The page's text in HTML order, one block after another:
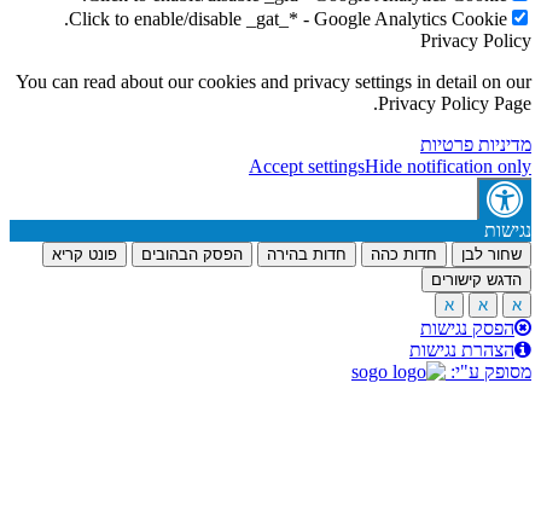
Click to enable/disable _gat_* - Google Analytics
Privacy
You can read about our cookies and privacy settings in detail
Privacy Policy
פרטיות
Accept settings Hide notification
לבן חדות כהה חדות בהירה הפסק הבהובים
פונט קריא
קישורים
א
א
נגישות
נגישות
ע"י: